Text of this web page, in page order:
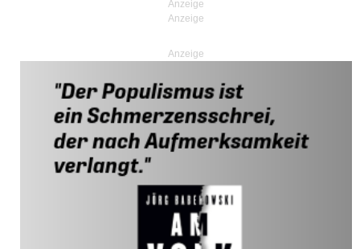
Anzeige